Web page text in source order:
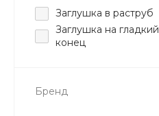
Заглушка в раструб
Заглушка на гладкий
конец
Бренд